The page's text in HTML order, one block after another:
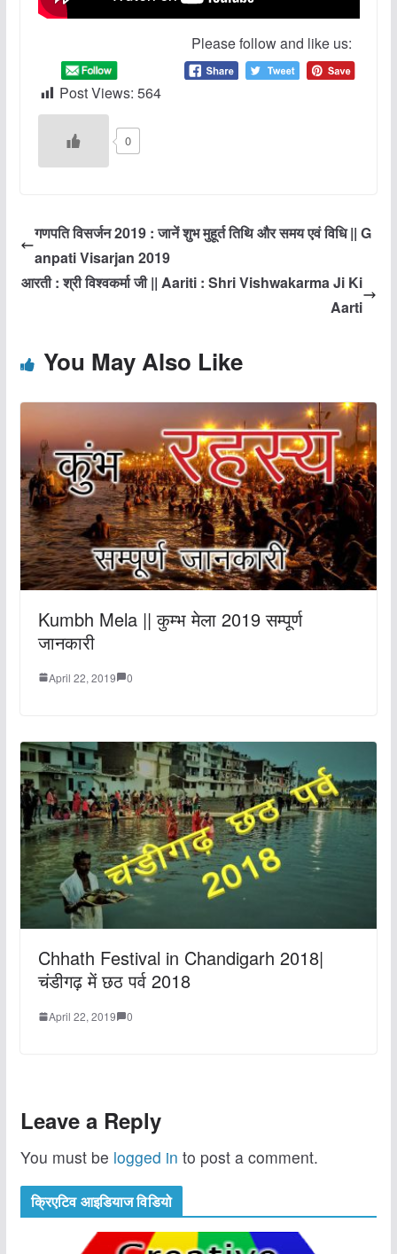
Please follow and like us:
Post Views: 564
0
गणपति विसर्जन 2019 : जानें शुभ मुहूर्त तिथि और समय एवं विधि || G
anpati Visarjan 2019
आरती : श्री विश्वकर्मा जी || Aariti : Shri Vishwakarma Ji Ki
Aarti
You May Also Like
Kumbh Mela || कुम्भ मेला 2019 सम्पूर्ण
जानकारी
April 22, 2019 0
Chhath Festival in Chandigarh 2018|
चंडीगढ़ में छठ पर्व 2018
April 22, 2019 0
Leave a Reply
You must be logged in to post a comment.
क्रिएटिव आइडियाज विडियो